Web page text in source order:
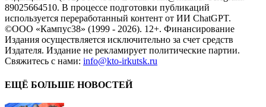
89025664510. В процессе подготовки публикаций
используется переработанный контент от ИИ ChatGPT.
©ООО «Кампус38» (1999 - 2026). 12+. Финансирование
Издания осуществляется исключительно за счет средств
Издателя. Издание не рекламирует политические партии.
Свяжитесь с нами: info@kto-irkutsk.ru
ЕЩЁ БОЛЬШЕ НОВОСТЕЙ